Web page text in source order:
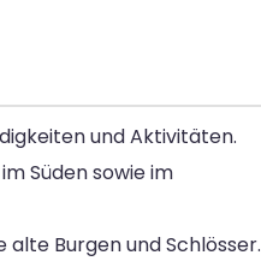
und Aktivitäten.
Süden sowie im
Burgen und Schlösser.